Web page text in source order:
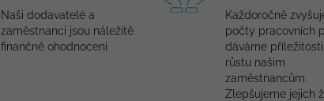
Naši dodavatelé a
zaměstnanci jsou náležitě
finančně ohodnoceni
Každoročně
počty pracovních
dáváme
růstu našim
zaměstnancům.
Zlepšujeme jejich